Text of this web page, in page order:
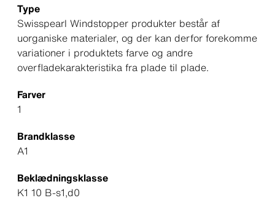
Type
Swisspearl Windstopper produkter består af
uorganiske materialer, og der kan derfor forekomme
variationer i produktets farve og andre
overfladekarakteristika fra plade til plade.
Farver
1
Brandklasse
A1
Beklædningsklasse
K1 10 B-s1,d0